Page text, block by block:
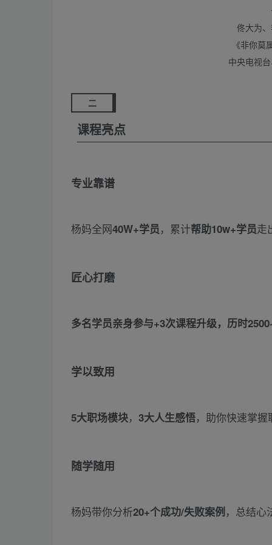
佟大为
《非你莫
中央电视
二
课程亮点
专业靠谱
杨妈全网40W+学员，累计帮助10w+学员走
匠心打磨
多名学员亲身参与+3次课程升级，历时
学以致用
5大职场模块， 3大人生感悟，助你快速掌
随学随用
杨妈带你分析20+个成功/失败案例，总结心